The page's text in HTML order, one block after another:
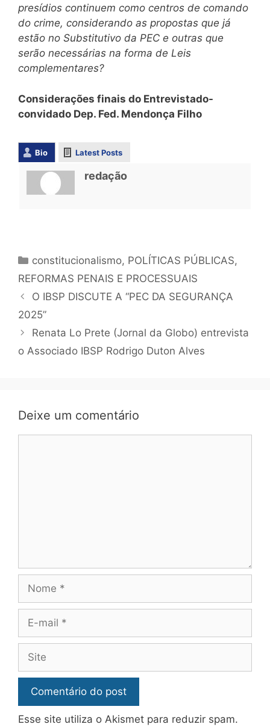
presídios continuem como centros de comando
do crime, considerando as propostas que já
estão no Substitutivo da PEC e outras que
serão necessárias na forma de Leis
complementares?
Considerações finais do Entrevistado-
convidado Dep. Fed. Mendonça Filho
Bio Latest Posts
redação
constitucionalismo, POLÍTICAS PÚBLICAS,
REFORMAS PENAIS E PROCESSUAIS
O IBSP DISCUTE A “PEC DA SEGURANÇA
2025”
Renata Lo Prete (Jornal da Globo) entrevista
o Associado IBSP Rodrigo Duton Alves
Deixe um comentário
Esse site utiliza o Akismet para reduzir spam.